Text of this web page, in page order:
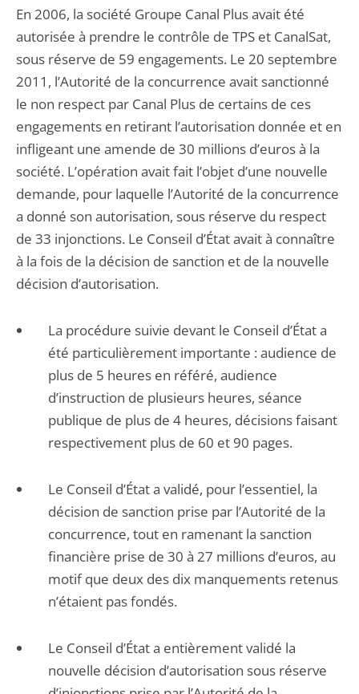
En 2006, la société Groupe Canal Plus avait été
autorisée à prendre le contrôle de TPS et CanalSat,
sous réserve de 59 engagements. Le 20 septembre
2011, l’Autorité de la concurrence avait sanctionné
le non respect par Canal Plus de certains de ces
engagements en retirant l’autorisation donnée et en
infligeant une amende de 30 millions d’euros à la
société. L’opération avait fait l’objet d’une nouvelle
demande, pour laquelle l’Autorité de la concurrence
a donné son autorisation, sous réserve du respect
de 33 injonctions. Le Conseil d’État avait à connaître
à la fois de la décision de sanction et de la nouvelle
décision d’autorisation.
La procédure suivie devant le Conseil d’État a
été particulièrement importante : audience de
plus de 5 heures en référé, audience
d’instruction de plusieurs heures, séance
publique de plus de 4 heures, décisions faisant
respectivement plus de 60 et 90 pages.
Le Conseil d’État a validé, pour l’essentiel, la
décision de sanction prise par l’Autorité de la
concurrence, tout en ramenant la sanction
financière prise de 30 à 27 millions d’euros, au
motif que deux des dix manquements retenus
n’étaient pas fondés.
Le Conseil d’État a entièrement validé la
nouvelle décision d’autorisation sous réserve